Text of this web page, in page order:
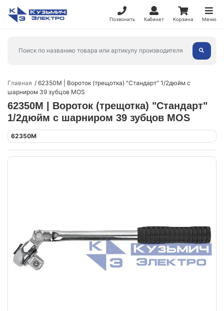
Позвонить Кабинет Корзина Меню
Главная
62350М | Вороток (трещотка) "Стандарт" 1/2дюйм с
шарниром 39 зубцов MOS
62350М | Вороток (трещотка) "Стандарт"
1/2дюйм с шарниром 39 зубцов MOS
62350М